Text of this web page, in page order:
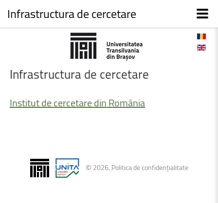
Infrastructura de cercetare
InstitutdecercetaredinRomânia
© 2026. Politica de confidențialitate
Infrastructura de cercetare